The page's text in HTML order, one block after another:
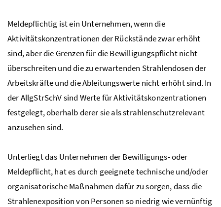
Meldepflichtig ist ein Unternehmen, wenn die
Aktivitätskonzentrationen der Rückstände zwar erhöht
sind, aber die Grenzen für die Bewilligungspflicht nicht
überschreiten und die zu erwartenden Strahlendosen der
Arbeitskräfte und die Ableitungswerte nicht erhöht sind. In
derAllgStrSchVsind Werte für Aktivitätskonzentrationen
festgelegt, oberhalb derer sie als strahlenschutzrelevant
anzusehen sind.
Unterliegt das Unternehmen der Bewilligungs- oder
Meldepflicht, hat es durch geeignete technische und/oder
organisatorische Maßnahmen dafür zu sorgen, dass die
Strahlenexposition von Personen so niedrig wie vernünftig